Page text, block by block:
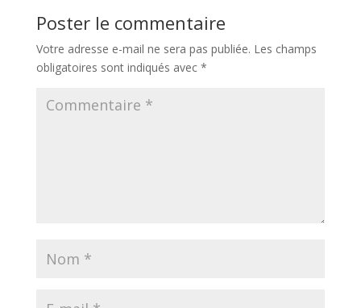
Poster le commentaire
Votre adresse e-mail ne sera pas publiée. Les champs
obligatoires sont indiqués avec *